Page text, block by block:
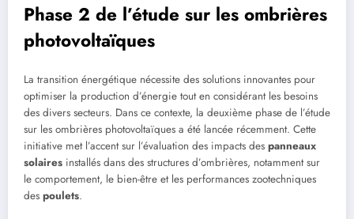
Phase 2 de l’étude sur les ombrières
photovoltaïques
La transition énergétique nécessite des solutions innovantes pour
optimiser la production d’énergie tout en considérant les besoins
des divers secteurs. Dans ce contexte, la deuxième phase de l’étude
sur les ombrières photovoltaïques a été lancée récemment. Cette
initiative met l’accent sur l’évaluation des impacts des panneaux
solaires installés dans des structures d’ombrières, notamment sur
le comportement, le bien-être et les performances zootechniques
des poulets.